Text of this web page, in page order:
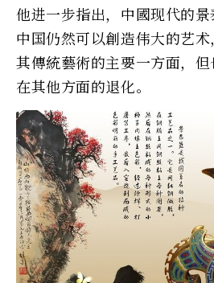
他进一步指出，中國现代的
中国仍然可以創造伟大的艺
其傳統藝術的主要一方面，
在其他方面的退化。